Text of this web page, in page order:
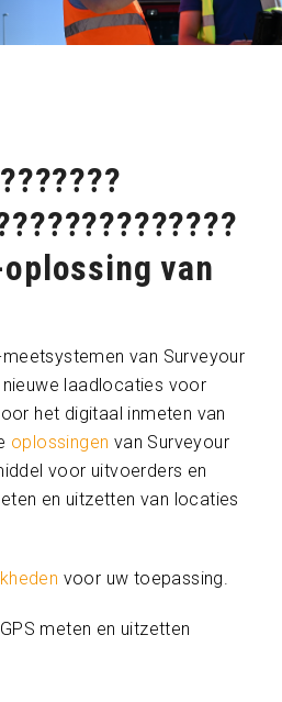
oplossing van
meetsystemen van Surveyour
laadlocaties voor
het digitaal inmeten van
oplossingen van Surveyour
voor uitvoerders en
en uitzetten van locaties
voor uw toepassing.
meten en uitzetten